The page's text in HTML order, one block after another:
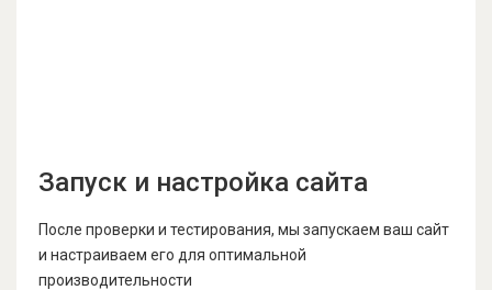
Запуск и настройка сайта
После проверки и тестирования, мы запускаем ваш сайт
и настраиваем его для оптимальной
производительности